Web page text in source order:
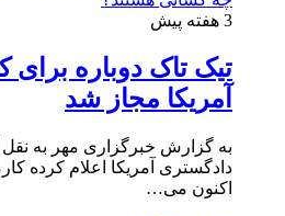
3 هفته پیش
تیک تاک دوباره برای
آمریکا مجاز شد
به گزارش خبرگزاری مهر به نقل
دادگستری آمریکا اعلام کرده
اکنون می…